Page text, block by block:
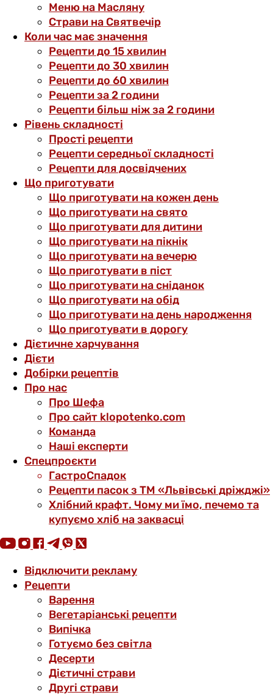
Меню на Масляну
Страви на Святвечір
Коли час має значення
Рецепти до 15 хвилин
Рецепти до 30 хвилин
Рецепти до 60 хвилин
Рецепти за 2 години
Рецепти більш ніж за 2 години
Рівень складності
Прості рецепти
Рецепти середньої складності
Рецепти для досвідчених
Що приготувати
Що приготувати на кожен день
Що приготувати на свято
Що приготувати для дитини
Що приготувати на пікнік
Що приготувати на вечерю
Що приготувати в піст
Що приготувати на сніданок
Що приготувати на обід
Що приготувати на день народження
Що приготувати в дорогу
Дієтичне харчування
Дієти
Добірки рецептів
Про нас
Про Шефа
Про сайт klopotenko.com
Команда
Наші експерти
Спецпроєкти
ГастроСпадок
Рецепти пасок з ТМ «Львівські дріжджі»
Хлібний крафт. Чому ми їмо, печемо та
купуємо хліб на заквасці
Відключити рекламу
Рецепти
Варення
Вегетаріанські рецепти
Випічка
Готуємо без світла
Десерти
Дієтичні страви
Другі страви